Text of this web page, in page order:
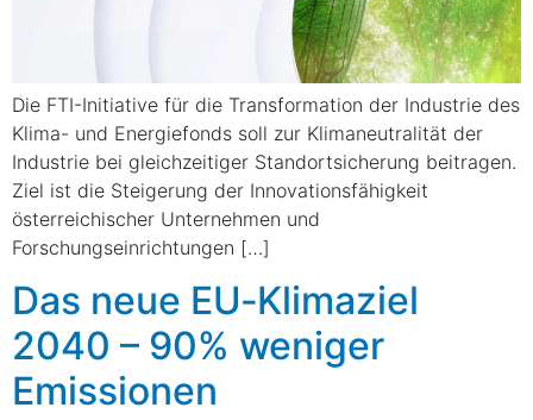
Die FTI-Initiative für die Transformation der Industrie des
Klima- und Energiefonds soll zur Klimaneutralität der
Industrie bei gleichzeitiger Standortsicherung beitragen.
Ziel ist die Steigerung der Innovationsfähigkeit
österreichischer Unternehmen und
Forschungseinrichtungen […]
Das neue EU‑Klimaziel
2040 – 90% weniger
Emissionen